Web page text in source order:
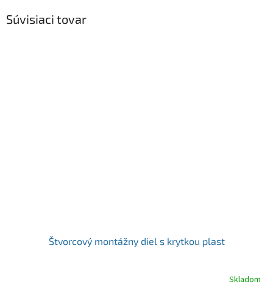
Súvisiaci tovar
Štvorcový montážny diel s krytkou plast
Skladom